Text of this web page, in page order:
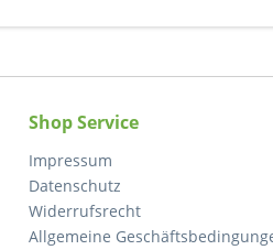
Shop Service
Impressum
Datenschutz
Widerrufsrecht
Allgemeine